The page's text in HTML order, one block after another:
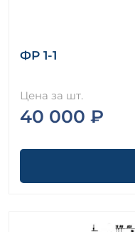
ФР 1-1
Цена за шт.
40 000 ₽